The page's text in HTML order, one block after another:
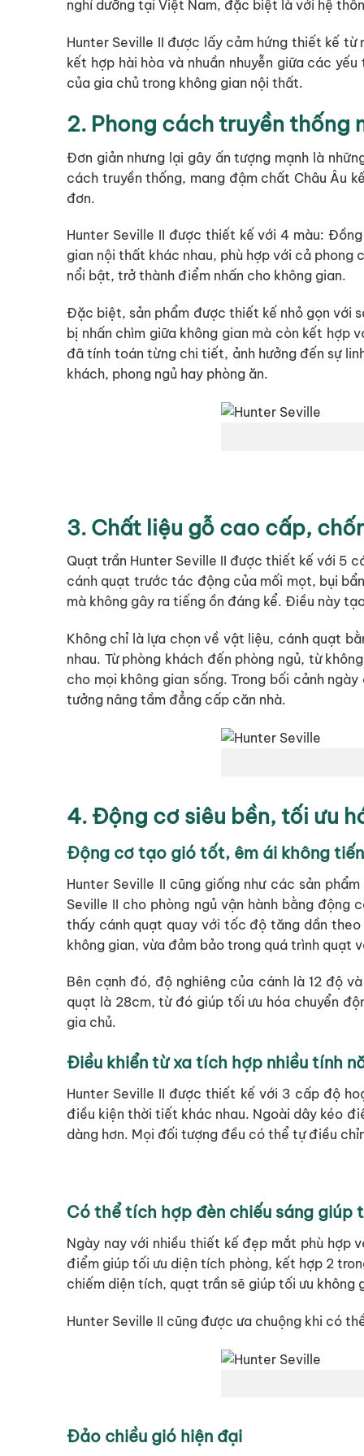
nghỉ dưỡng tại Việt Nam, đặc biệt là với hệ
Hunter Seville II được lấy cảm hứng thiết kế
kết hợp hài hòa và nhuần nhuyễn giữa các
của gia chủ trong không gian nội thất.
2. Phong cách truyền thống
Đơn giản nhưng lại gây ấn tượng mạnh là
cách truyền thống, mang đậm chất Châu Âu
đơn.
Hunter Seville II được thiết kế với 4 màu:
gian nội thất khác nhau, phù hợp với cả phong
nổi bật, trở thành điểm nhấn cho không gian.
Đặc biệt, sản phẩm được thiết kế nhỏ gọn với
bị nhấn chìm giữa không gian mà còn kết hợp
đã tính toán từng chi tiết, ảnh hưởng đến sự
khách, phong ngủ hay phòng ăn.
3. Chất liệu gỗ cao cấp,
Quạt trần Hunter Seville II được thiết kế với 5
cánh quạt trước tác động của mối mọt, bụi
mà không gây ra tiếng ồn đáng kể. Điều này
Không chỉ là lựa chọn về vật liệu, cánh quạt
nhau. Từ phòng khách đến phòng ngủ, từ
cho mọi không gian sống. Trong bối cảnh
tưởng nâng tầm đẳng cấp căn nhà.
4. Động cơ siêu bền, tối ưu
Động cơ tạo gió tốt, êm ái không
Hunter Seville II cũng giống như các sản
Seville II cho phòng ngủ vận hành bằng
thấy cánh quạt quay với tốc độ tăng dần
không gian, vừa đảm bảo trong quá trình quạt
Bên cạnh đó, độ nghiêng của cánh là 12 độ
quạt là 28cm, từ đó giúp tối ưu hóa chuyển
gia chủ.
Điều khiển từ xa tích hợp nhiều tính
Hunter Seville II được thiết kế với 3 cấp độ
điều kiện thời tiết khác nhau. Ngoài dây kéo
dàng hơn. Mọi đối tượng đều có thể tự điều
Có thể tích hợp đèn chiếu sáng giúp
Ngày nay với nhiều thiết kế đẹp mắt phù hợp
điểm giúp tối ưu diện tích phòng, kết hợp 2
chiếm diện tích, quạt trần sẽ giúp tối ưu không
Hunter Seville II cũng được ưa chuộng khi có
Đảo chiều gió hiện đại